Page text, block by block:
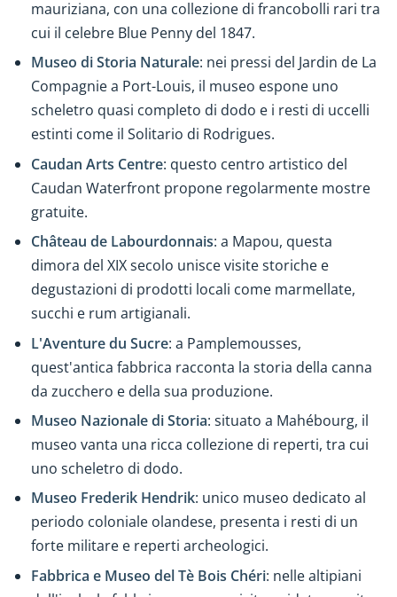
mauriziana, con una collezione di francobolli rari tra
cui il celebre Blue Penny del 1847.
Museo di Storia Naturale: nei pressi del Jardin de La
Compagnie a Port-Louis, il museo espone uno
scheletro quasi completo di dodo e i resti di uccelli
estinti come il Solitario di Rodrigues.
Caudan Arts Centre: questo centro artistico del
Caudan Waterfront propone regolarmente mostre
gratuite.
Château de Labourdonnais: a Mapou, questa
dimora del XIX secolo unisce visite storiche e
degustazioni di prodotti locali come marmellate,
succhi e rum artigianali.
L'Aventure du Sucre: a Pamplemousses,
quest'antica fabbrica racconta la storia della canna
da zucchero e della sua produzione.
Museo Nazionale di Storia: situato a Mahébourg, il
museo vanta una ricca collezione di reperti, tra cui
uno scheletro di dodo.
Museo Frederik Hendrik: unico museo dedicato al
periodo coloniale olandese, presenta i resti di un
forte militare e reperti archeologici.
Fabbrica e Museo del Tè Bois Chéri: nelle altipiani